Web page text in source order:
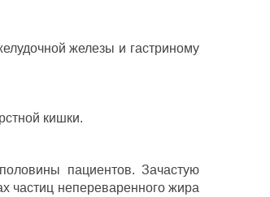
железы и гастриному
кишки.
пациентов. Зачастую
частиц непереваренного жира